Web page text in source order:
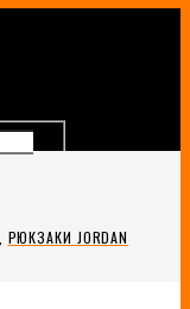
РЮКЗАКИ JORDAN